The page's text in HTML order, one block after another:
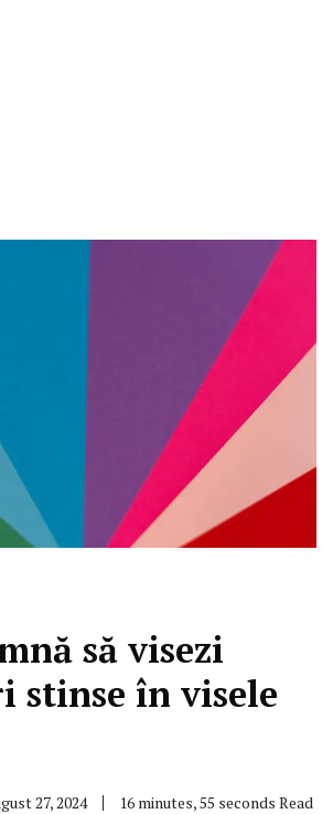
să visezi
stinse în visele
27, 2024 16 minutes, 55 seconds Read